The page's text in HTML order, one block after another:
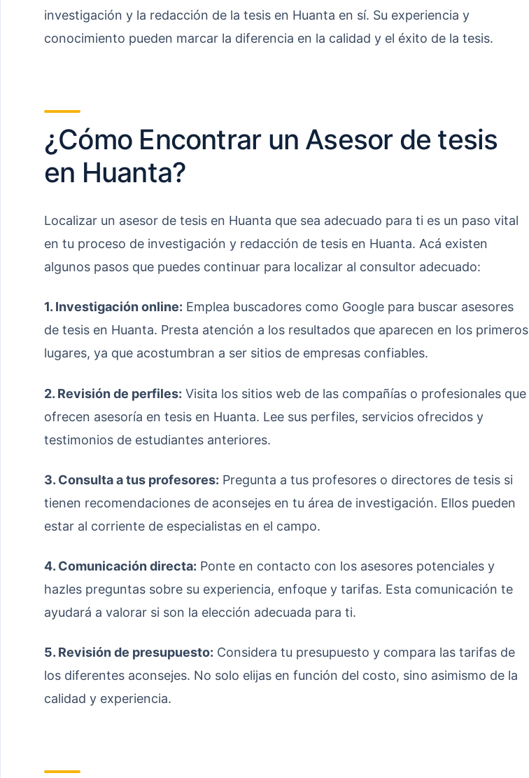
investigación y la redacción de la tesis en Huanta en sí. Su experiencia y
conocimiento pueden marcar la diferencia en la calidad y el éxito de la tesis.
¿Cómo Encontrar un Asesor de tesis
en Huanta?
Localizar un asesor de tesis en Huanta que sea adecuado para ti es un paso vital
en tu proceso de investigación y redacción de tesis en Huanta. Acá existen
algunos pasos que puedes continuar para localizar al consultor adecuado:
1. Investigación online: Emplea buscadores como Google para buscar asesores
de tesis en Huanta. Presta atención a los resultados que aparecen en los primeros
lugares, ya que acostumbran a ser sitios de empresas confiables.
2. Revisión de perfiles: Visita los sitios web de las compañías o profesionales que
ofrecen asesoría en tesis en Huanta. Lee sus perfiles, servicios ofrecidos y
testimonios de estudiantes anteriores.
3. Consulta a tus profesores: Pregunta a tus profesores o directores de tesis si
tienen recomendaciones de aconsejes en tu área de investigación. Ellos pueden
estar al corriente de especialistas en el campo.
4. Comunicación directa: Ponte en contacto con los asesores potenciales y
hazles preguntas sobre su experiencia, enfoque y tarifas. Esta comunicación te
ayudará a valorar si son la elección adecuada para ti.
5. Revisión de presupuesto: Considera tu presupuesto y compara las tarifas de
los diferentes aconsejes. No solo elijas en función del costo, sino asimismo de la
calidad y experiencia.